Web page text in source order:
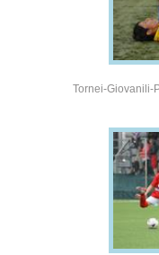
Tornei-Giovanili-